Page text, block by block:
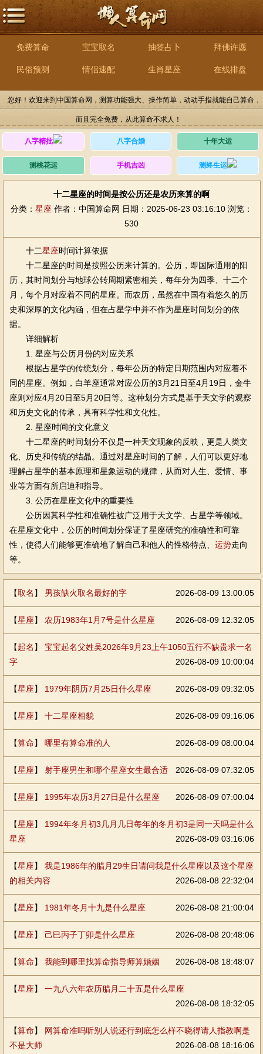
免费算命 宝宝取名 抽签占卜 拜佛许愿
民俗预测 情侣速配 生肖星座 在线排盘
您好！欢迎来到中国算命网，测算功能强大、操作简单，动动手指就能自己算命，
而且完全免费，从此算命不求人！
八字精批 八字合婚 十年大运
测桃花运 手机吉凶 测终生运
十二星座的时间是按公历还是农历来算的啊
分类： 星座 作者：中国算命网 日期：2025-06-23 03:16:10 浏览：
530
十二星座时间计算依据
十二星座的时间是按照公历来计算的。公历，即国际通用的阳
历，其时间划分与地球公转周期紧密相关，每年分为四季、十二个
月，每个月对应着不同的星座。而农历，虽然在中国有着悠久的历
史和深厚的文化内涵，但在占星学中并不作为星座时间划分的依
据。
详细解析
1. 星座与公历月份的对应关系
根据占星学的传统划分，每年公历的特定日期范围内对应着不
同的星座。例如，白羊座通常对应公历的3月21日至4月19日，金牛
座则对应4月20日至5月20日等。这种划分方式是基于天文学的观察
和历史文化的传承，具有科学性和文化性。
2. 星座时间的文化意义
十二星座的时间划分不仅是一种天文现象的反映，更是人类文
化、历史和传统的结晶。通过对星座时间的了解，人们可以更好地
理解占星学的基本原理和星象运动的规律，从而对人生、爱情、事
业等方面有所启迪和指导。
3. 公历在星座文化中的重要性
公历因其科学性和准确性被广泛用于天文学、占星学等领域。
在星座文化中，公历的时间划分保证了星座研究的准确性和可靠
性，使得人们能够更准确地了解自己和他人的性格特点、 运势走向
等。
【取名 】 男孩缺火取名最好的字 2026-08-09 13:00:05
【星座】 农历1983年1月7号是什么星座 2026-08-09 12:32:05
【起名 】 宝宝起名父姓吴2026年9月23上午1050五行不缺贵求一名
字
2026-08-09 10:00:04
【星座】 1979年阴历7月25日什么星座 2026-08-09 09:32:05
【星座】 十二星座相貌 2026-08-09 09:16:06
【算命】 哪里有算命准的人 2026-08-09 08:00:04
【星座】 射手座男生和哪个星座女生最合适 2026-08-09 07:32:05
【星座】 1995年农历3月27日是什么星座 2026-08-09 07:00:04
【星座】 1994年冬月初3几月几日每年的冬月初3是同一天吗是什么
星座
2026-08-09 03:16:06
【星座】 我是1986年的腊月29生日请问我是什么星座以及这个星座
的相关内容
2026-08-08 22:32:04
【星座】 1981年冬月十九是什么星座 2026-08-08 21:00:04
【星座】 己巳丙子丁卯是什么星座 2026-08-08 20:48:06
【算命】 我能到哪里找算命指导师算婚姻 2026-08-08 18:48:07
【星座】 一九八六年农历腊月二十五是什么星座
2026-08-08 18:32:05
【算命】 网算命准吗听别人说还行到底怎么样不晓得请人指教啊是
不是大师
2026-08-08 18:16:06